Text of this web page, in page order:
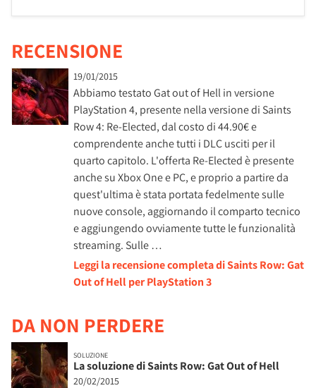
RECENSIONE
19/01/2015
Abbiamo testato Gat out of Hell in versione
PlayStation 4, presente nella versione di Saints
Row 4: Re-Elected, dal costo di 44.90€ e
comprendente anche tutti i DLC usciti per il
quarto capitolo. L'offerta Re-Elected è presente
anche su Xbox One e PC, e proprio a partire da
quest'ultima è stata portata fedelmente sulle
nuove console, aggiornando il comparto tecnico
e aggiungendo ovviamente tutte le funzionalità
streaming. Sulle …
Leggi la recensione completa di Saints Row: Gat
Out of Hell per PlayStation 3
DA NON PERDERE
SOLUZIONE
La soluzione di Saints Row: Gat Out of Hell
20/02/2015